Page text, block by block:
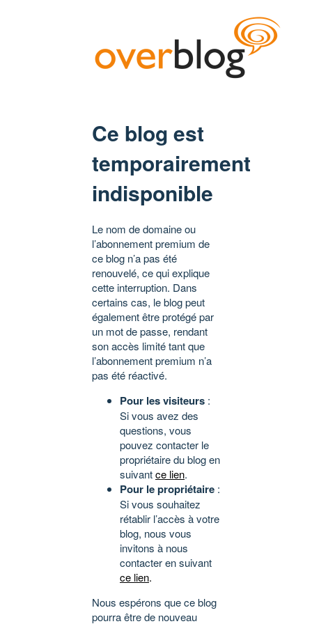
Ce blog est
temporairement
indisponible
Le nom de domaine ou
l’abonnement premium de
ce blog n’a pas été
renouvelé, ce qui explique
cette interruption. Dans
certains cas, le blog peut
également être protégé par
un mot de passe, rendant
son accès limité tant que
l’abonnement premium n’a
pas été réactivé.
Pour les visiteurs :
Si vous avez des
questions, vous
pouvez contacter le
propriétaire du blog en
suivantce lien.
Pour le propriétaire :
Si vous souhaitez
rétablir l’accès à votre
blog, nous vous
invitons à nous
contacter en suivant
ce lien.
Nous espérons que ce blog
pourra être de nouveau